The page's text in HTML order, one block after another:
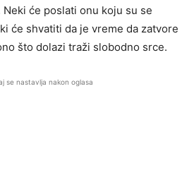
će poslati onu koju su se
će shvatiti da je vreme da zatvore
što dolazi traži slobodno srce.
se nastavlja nakon oglasa